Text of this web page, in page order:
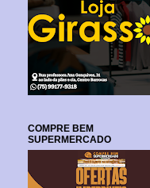
COMPRE BEM
SUPERMERCADO